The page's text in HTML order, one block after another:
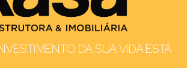
DA SUA VIDA ESTÁ